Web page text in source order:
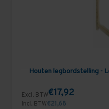
Houten legbordstelling -
Excl. BTW€17,92
Incl. BTW€21,68